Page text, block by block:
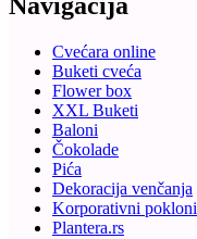
Navigacija
Cvećara online
Buketi cveća
Flower box
XXL Buketi
Baloni
Čokolade
Pića
Dekoracija venčanja
Korporativni pokloni
Plantera.rs